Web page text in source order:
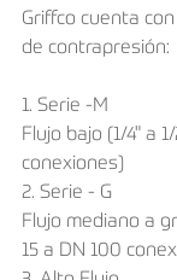
Griffco cuenta
de contrapresión:
1. Serie -M
Flujo bajo (1/4" a
conexiones)
2. Serie - G
Flujo mediano a
15 a DN 100